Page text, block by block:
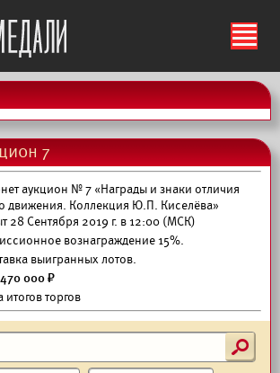
ś
7
аукцион № 7 «Награды и знаки отличия
движения. Коллекция Ю.П. Киселёва»
28 Сентября 2019 г. в 12:00 (МСК)
вознаграждение 15%.
выигранных лотов.
000 ₽
торгов
s